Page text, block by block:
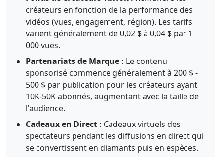
créateurs en fonction de la performance des
vidéos (vues, engagement, région). Les tarifs
varient généralement de 0,02 $ à 0,04 $ par 1
000 vues.
Partenariats de Marque : Le contenu
sponsorisé commence généralement à 200 $ -
500 $ par publication pour les créateurs ayant
10K-50K abonnés, augmentant avec la taille de
l'audience.
Cadeaux en Direct : Cadeaux virtuels des
spectateurs pendant les diffusions en direct qui
se convertissent en diamants puis en espèces.